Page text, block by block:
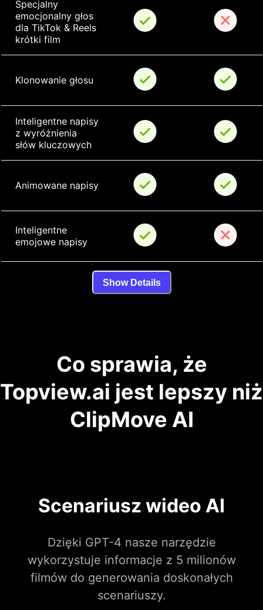
Specjalny
emocjonalny głos
dla TikTok & Reels
krótki film
Klonowanie głosu
Inteligentne napisy
z wyróżnienia
słów kluczowych
Animowane napisy
Inteligentne
emojowe napisy
Show Details
Co sprawia, że
Topview.ai jest lepszy niż
ClipMove AI
Scenariusz wideo AI
Dzięki GPT-4 nasze narzędzie
wykorzystuje informacje z 5 milionów
filmów do generowania doskonałych
scenariuszy.